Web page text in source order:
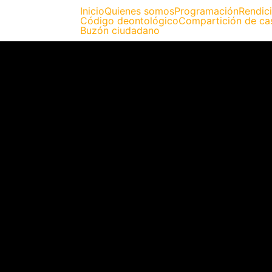
InicioQuienes somosProgramación
Código deontológicoCompartición de
Buzón ciudadano